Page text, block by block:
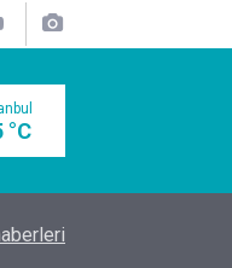
°C
Dağıtımının